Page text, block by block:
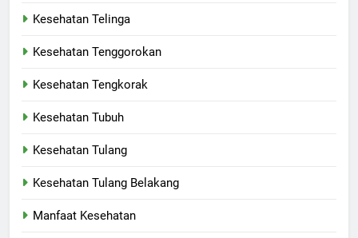
Kesehatan Telinga
Kesehatan Tenggorokan
Kesehatan Tengkorak
Kesehatan Tubuh
Kesehatan Tulang
Kesehatan Tulang Belakang
Manfaat Kesehatan